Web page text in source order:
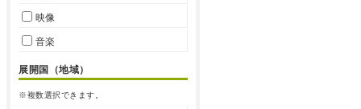
映像
音楽
展開国（地域）
※複数選択できます。